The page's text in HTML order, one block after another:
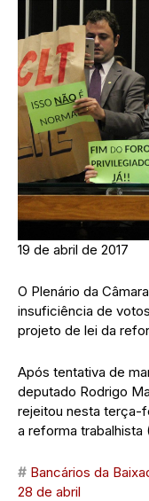
19 de abril de 2017
O Plenário da
insuficiência de
projeto de lei da
Após tentativa de
deputado Rodrigo
rejeitou nesta terça-
a reforma trabalhista
# Bancários da
28 de abril